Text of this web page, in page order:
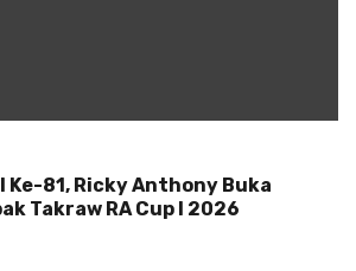
Ke-81, Ricky Anthony Buka
Takraw RA Cup I 2026